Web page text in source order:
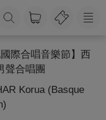
國際合唱音樂節】西
聲合唱團
Korua (Basque